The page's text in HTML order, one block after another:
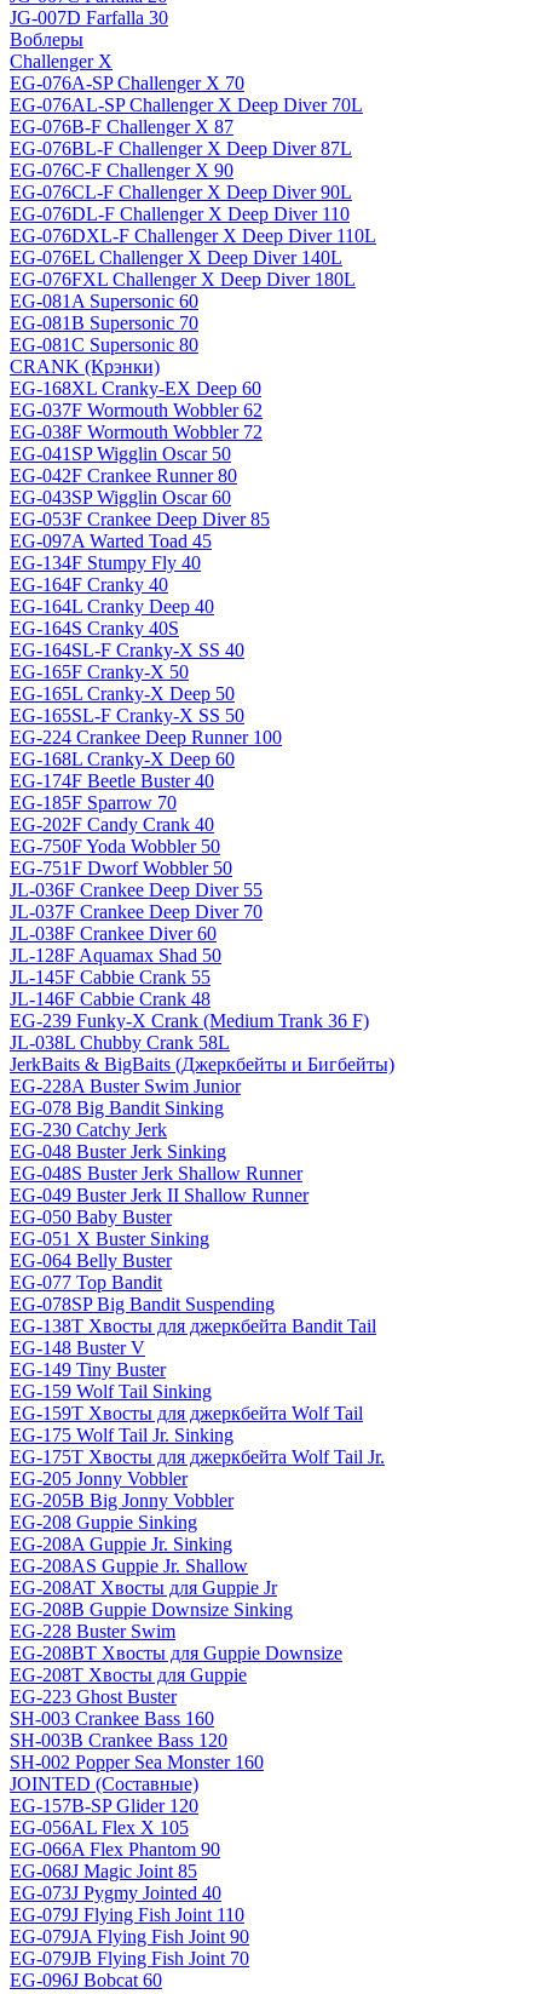
JG-007D Farfalla 30
Воблеры
Challenger X
EG-076A-SP Challenger X 70
EG-076AL-SP Challenger X Deep Diver 70L
EG-076B-F Challenger X 87
EG-076BL-F Challenger X Deep Diver 87L
EG-076C-F Challenger X 90
EG-076CL-F Challenger X Deep Diver 90L
EG-076DL-F Challenger X Deep Diver 110
EG-076DXL-F Challenger X Deep Diver 110L
EG-076EL Challenger X Deep Diver 140L
EG-076FXL Challenger X Deep Diver 180L
EG-081A Supersonic 60
EG-081B Supersonic 70
EG-081C Supersonic 80
CRANK (Крэнки)
EG-168XL Cranky-EX Deep 60
EG-037F Wormouth Wobbler 62
EG-038F Wormouth Wobbler 72
EG-041SP Wigglin Oscar 50
EG-042F Crankee Runner 80
EG-043SP Wigglin Oscar 60
EG-053F Crankee Deep Diver 85
EG-097A Warted Toad 45
EG-134F Stumpy Fly 40
EG-164F Cranky 40
EG-164L Cranky Deep 40
EG-164S Cranky 40S
EG-164SL-F Cranky-X SS 40
EG-165F Cranky-X 50
EG-165L Cranky-X Deep 50
EG-165SL-F Cranky-X SS 50
EG-224 Crankee Deep Runner 100
EG-168L Cranky-X Deep 60
EG-174F Beetle Buster 40
EG-185F Sparrow 70
EG-202F Candy Crank 40
EG-750F Yoda Wobbler 50
EG-751F Dworf Wobbler 50
JL-036F Crankee Deep Diver 55
JL-037F Crankee Deep Diver 70
JL-038F Crankee Diver 60
JL-128F Aquamax Shad 50
JL-145F Cabbie Crank 55
JL-146F Cabbie Crank 48
EG-239 Funky-X Crank (Medium Trank 36 F)
JL-038L Chubby Crank 58L
JerkBaits & BigBaits (Джеркбейты и Бигбейты)
EG-228A Buster Swim Junior
EG-078 Big Bandit Sinking
EG-230 Catchy Jerk
EG-048 Buster Jerk Sinking
EG-048S Buster Jerk Shallow Runner
EG-049 Buster Jerk II Shallow Runner
EG-050 Baby Buster
EG-051 X Buster Sinking
EG-064 Belly Buster
EG-077 Top Bandit
EG-078SP Big Bandit Suspending
EG-138T Хвосты для джеркбейта Bandit Tail
EG-148 Buster V
EG-149 Tiny Buster
EG-159 Wolf Tail Sinking
EG-159T Хвосты для джеркбейта Wolf Tail
EG-175 Wolf Tail Jr. Sinking
EG-175T Хвосты для джеркбейта Wolf Tail Jr.
EG-205 Jonny Vobbler
EG-205B Big Jonny Vobbler
EG-208 Guppie Sinking
EG-208A Guppie Jr. Sinking
EG-208AS Guppie Jr. Shallow
EG-208AT Хвосты для Guppie Jr
EG-208B Guppie Downsize Sinking
EG-228 Buster Swim
EG-208BT Хвосты для Guppie Downsize
EG-208T Хвосты для Guppie
EG-223 Ghost Buster
SH-003 Crankee Bass 160
SH-003B Crankee Bass 120
SH-002 Popper Sea Monster 160
JOINTED (Составные)
EG-157B-SP Glider 120
EG-056AL Flex X 105
EG-066A Flex Phantom 90
EG-068J Magic Joint 85
EG-073J Pygmy Jointed 40
EG-079J Flying Fish Joint 110
EG-079JA Flying Fish Joint 90
EG-079JB Flying Fish Joint 70
EG-096J Bobcat 60